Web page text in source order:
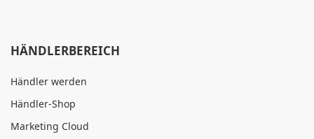
HÄNDLERBEREICH
Händler werden
Händler-Shop
Marketing Cloud